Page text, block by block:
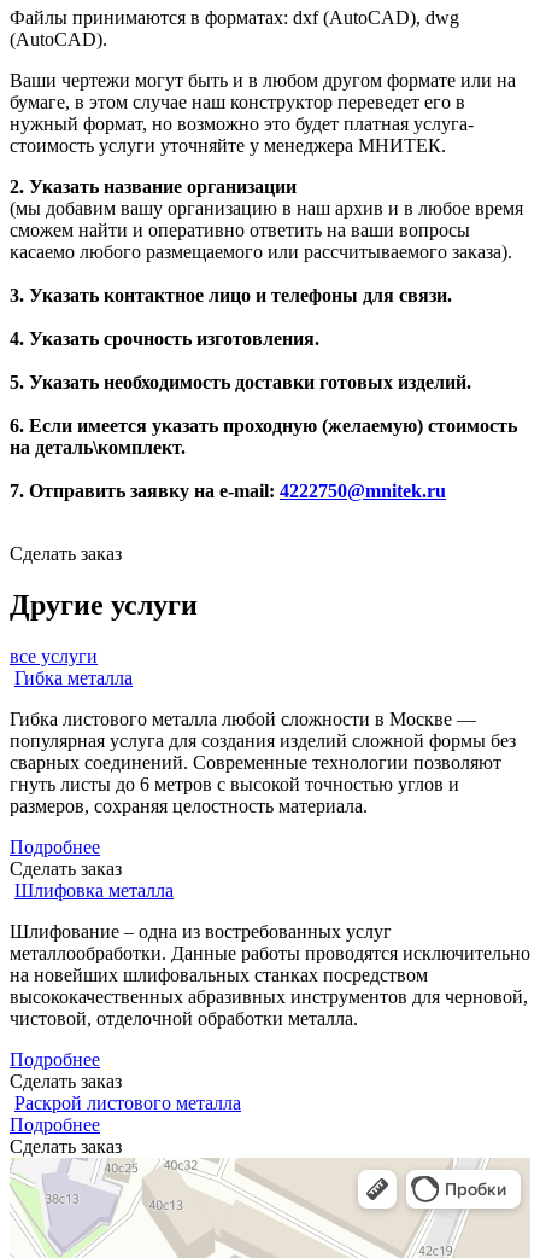
Файлы принимаются в форматах: dxf (AutoCAD), dwg
(AutoCAD).
Ваши чертежи могут быть и в любом другом формате или на
бумаге, в этом случае наш конструктор переведет его в
нужный формат, но возможно это будет платная услуга-
стоимость услуги уточняйте у менеджера МНИТЕК.
2. Указать название организации
(мы добавим вашу организацию в наш архив и в любое время
сможем найти и оперативно ответить на ваши вопросы
касаемо любого размещаемого или рассчитываемого заказа).
3. Указать контактное лицо и телефоны для связи.
4. Указать срочность изготовления.
5. Указать необходимость доставки готовых изделий.
6. Если имеется указать проходную (желаемую) стоимость
на деталь\комплект.
7. Отправить заявку на e-mail: 4222750@mnitek.ru
Сделать заказ
Другие услуги
все услуги
Гибка металла
Гибка листового металла любой сложности в Москве —
популярная услуга для создания изделий сложной формы без
сварных соединений. Современные технологии позволяют
гнуть листы до 6 метров с высокой точностью углов и
размеров, сохраняя целостность материала.
Подробнее
Сделать заказ
Шлифовка металла
Шлифование – одна из востребованных услуг
металлообработки. Данные работы проводятся исключительно
на новейших шлифовальных станках посредством
высококачественных абразивных инструментов для черновой,
чистовой, отделочной обработки металла.
Подробнее
Сделать заказ
Раскрой листового металла
Подробнее
Сделать заказ